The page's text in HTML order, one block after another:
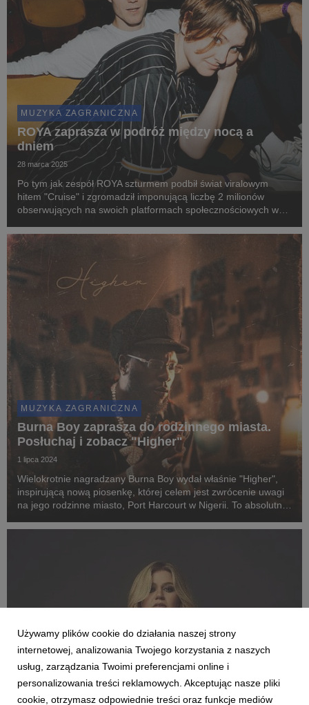
MUZYKA ZAGRANICZNA
ROYA zaprasza w podróż między nocą a
dniem
28 marca 2025
Po tym jak zespół ROYA szturmem podbił świat viralowym
hitem "Cruise" i zgromadził imponującą liczbę 2 milionów
obserwujących na swoich platformach społecznościowych w
singlem "Dawn/Day".
MUZYKA ZAGRANICZNA
Burna Boy zaprasza do rodzinnego miasta.
Posłuchaj i zobacz "Higher"
1 lipca 2024
Wielokrotnie nagradzany Burna Boy wydał właśnie "Higher",
inspirującą nową piosenkę, której celem jest zwrócenie uwagi
na jego rodzinne miasto, Port Harcourt w Nigerii. To absolutnie
Boya w ramach Project PROTE...
Używamy plików cookie do działania naszej strony
internetowej, analizowania Twojego korzystania z naszych
usług, zarządzania Twoimi preferencjami online i
personalizowania treści reklamowych. Akceptując nasze pliki
cookie, otrzymasz odpowiednie treści oraz funkcje mediów